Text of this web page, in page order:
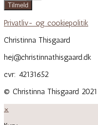
Tilmeld
Privatliv- og cookiepolitik
Christinna Thisgaard
hej@christinnathisgaard.dk
cvr: 42131652
© Christinna Thisgaard 2021
×